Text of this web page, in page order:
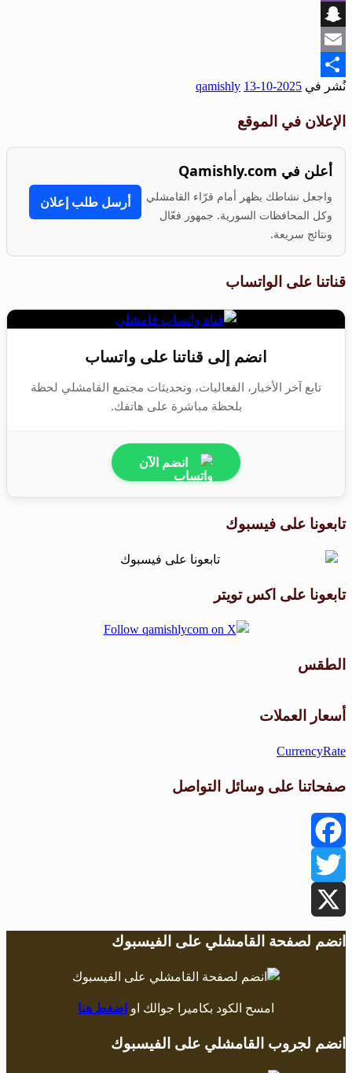
Viber
Snapchat
Email
Share
نُشر في 2025-10-13
qamishly
الإعلان في الموقع
أعلن في Qamishly.com
واجعل نشاطك يظهر أمام قرّاء القامشلي
وكل المحافظات السورية. جمهور فعّال
ونتائج سريعة.
أرسل طلب إعلان
قناتنا على الواتساب
انضم إلى قناتنا على واتساب
تابع آخر الأخبار، الفعاليات، وتحديثات مجتمع القامشلي لحظة
بلحظة مباشرة على هاتفك.
انضم الآن
تابعونا على فيسبوك
تابعونا على اكس تويتر
الطقس
أسعار العملات
CurrencyRate
صفحاتنا على وسائل التواصل
Facebook
Twitter
X
انضم لصفحة القامشلي على الفيسبوك
امسح الكود بكاميرا جوالك او اضغط هنا
انضم لجروب القامشلي على الفيسبوك